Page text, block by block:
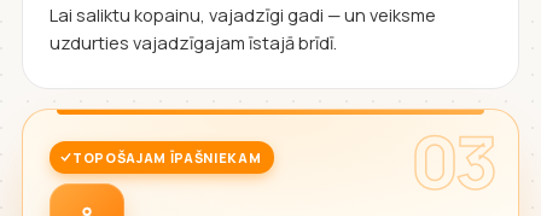
Lai saliktu kopainu, vajadzīgi gadi — un veiksme
uzdurties vajadzīgajam īstajā brīdī.
03
TOPOŠAJAM ĪPAŠNIEKAM